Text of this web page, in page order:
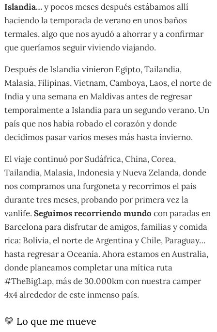
Islandia…y pocos meses después estábamos allí
haciendo la temporada de verano en unos baños
termales, algo que nos ayudó a ahorrar y a confirmar
que queríamos seguir viviendo viajando.
Después de Islandia vinieron Egipto, Tailandia,
Malasia, Filipinas, Vietnam, Camboya, Laos, el norte de
India y una semana en Maldivas antes de regresar
temporalmente a Islandia para un segundo verano. Un
país que nos había robado el corazón y donde
decidimos pasar varios meses más hasta invierno.
El viaje continuó por Sudáfrica, China, Corea,
Tailandia, Malasia, Indonesia y Nueva Zelanda, donde
nos compramos una furgoneta y recorrimos el país
durante tres meses, probando por primera vez la
vanlife.Seguimos recorriendo mundo con paradas en
Barcelona para disfrutar de amigos, familias y comida
rica: Bolivia, el norte de Argentina y Chile, Paraguay…
hasta regresar a Oceanía. Ahora estamos en Australia,
donde planeamos completar una mítica ruta
#TheBigLap, más de 30.000km con nuestra camper
4x4 alrededor de este inmenso país.
💛 Lo que me mueve